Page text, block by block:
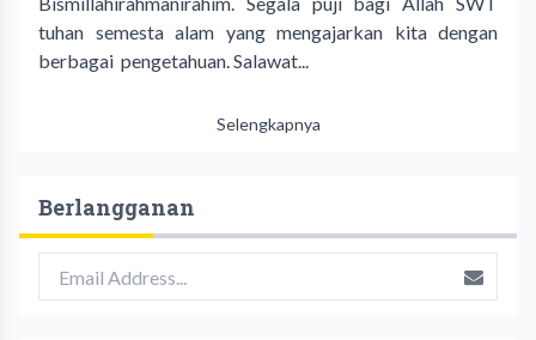
tuhan semesta alam yang mengajarkan kita dengan
berbagai pengetahuan. Salawat...
Selengkapnya
Berlangganan